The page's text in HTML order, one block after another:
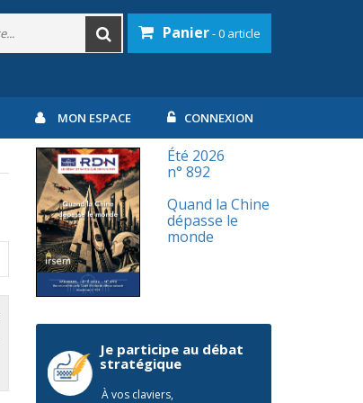
Panier- 0 article
MON ESPACE CONNEXION
Été 2026
n° 892
Quand la Chine
dépasse le
monde
Je participe au débat
stratégique
À vos claviers,